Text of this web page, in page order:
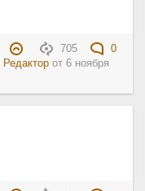
705
0
Редактор от6 ноября